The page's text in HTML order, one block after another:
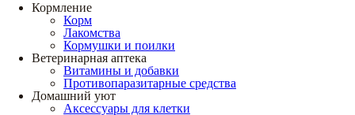
Кормление
Корм
Лакомства
Кормушки и поилки
Ветеринарная аптека
Витамины и добавки
Противопаразитарные средства
Домашний уют
Аксессуары для клетки